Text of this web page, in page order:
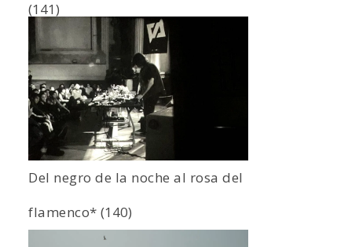
(141)
Del negro de la noche al rosa del
flamenco* (140)